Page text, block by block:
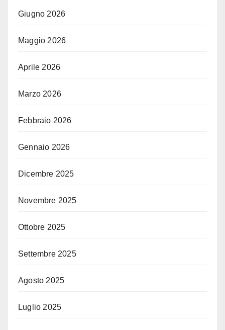
Giugno 2026
Maggio 2026
Aprile 2026
Marzo 2026
Febbraio 2026
Gennaio 2026
Dicembre 2025
Novembre 2025
Ottobre 2025
Settembre 2025
Agosto 2025
Luglio 2025